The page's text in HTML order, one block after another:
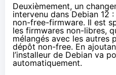
Deuxièmement, un
intervenu dans Debian 12
non-free-firmware. Il est
les firmwares non-libres,
mélangés avec les autres
dépôt non-free. En
l’installeur de Debian va
automatiquement.